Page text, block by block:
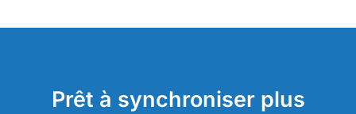
Prêt à synchroniser plus